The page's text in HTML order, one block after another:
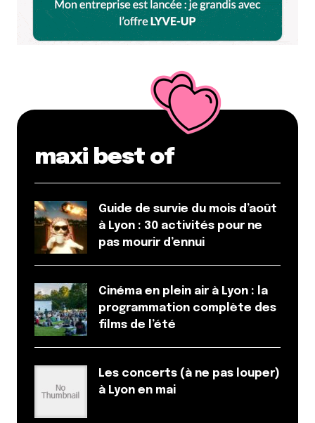
maxi best of
Guide de survie du mois d’août
à Lyon : 30 activités pour ne
pas mourir d’ennui
Cinéma en plein air à Lyon : la
programmation complète des
films de l’été
Les concerts (à ne pas louper)
à Lyon en mai